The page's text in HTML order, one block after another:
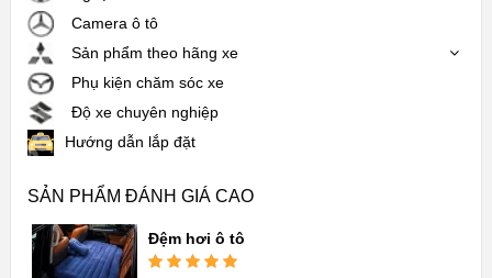
Camera ô tô
Sản phẩm theo hãng xe
Phụ kiện chăm sóc xe
Độ xe chuyên nghiệp
Hướng dẫn lắp đặt
SẢN PHẨM ĐÁNH GIÁ CAO
Đệm hơi ô tô